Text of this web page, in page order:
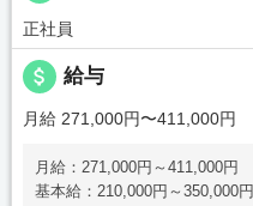
正社員
attach_money 給与
月給 271,000円〜411,000円
月給：271,000円～411,000円
基本給：210,000円～350,000円